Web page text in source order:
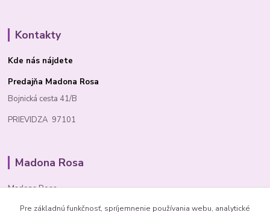
Kontakty
Kde nás nájdete
Predajňa Madona Rosa
Bojnická cesta 41/B
PRIEVIDZA 97101
Madona Rosa
Madona Rosa
Pre základnú funkčnosť, spríjemnenie používania webu, analytické